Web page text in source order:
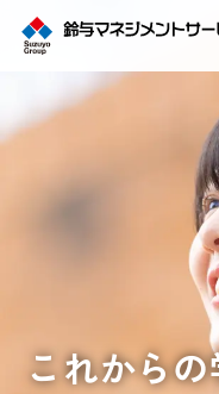
よくわかるSMS
数字で見るSMS
採用メッセージ
募集要項
これから